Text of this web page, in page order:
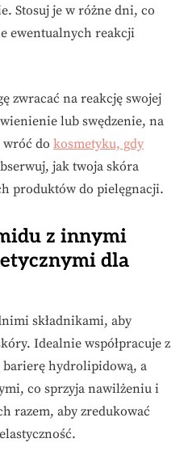
Stosuj je w różne dni, co
ewentualnych reakcji
zwracać na reakcję swojej
lub swędzenie, na
do kosmetyku, gdy
jak twoja skóra
produktów do pielęgnacji.
z innymi
dla
składnikami, aby
Idealnie współpracuje z
barierę hydrolipidową, a
co sprzyja nawilżeniu i
razem, aby zredukować